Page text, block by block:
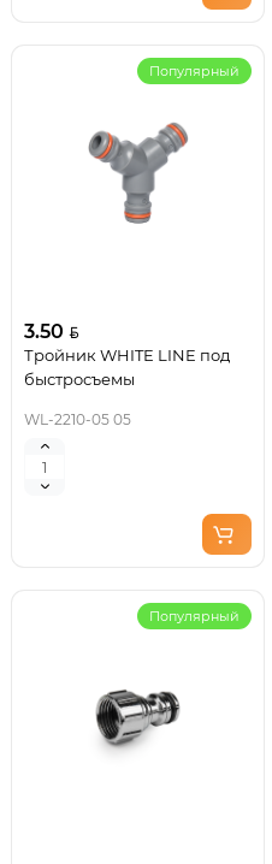
Популярный
3.50
Тройник WHITE LINE под
быстросъемы
WL-2210-05 05
Популярный